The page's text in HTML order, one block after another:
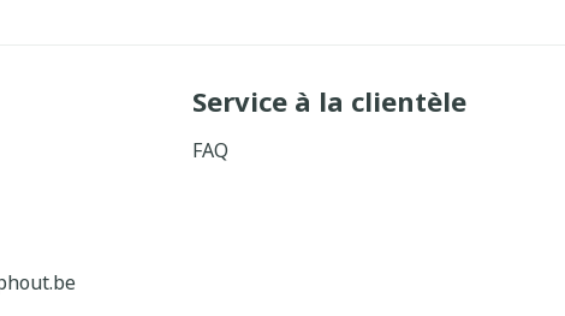
Service à la clientèle
FAQ